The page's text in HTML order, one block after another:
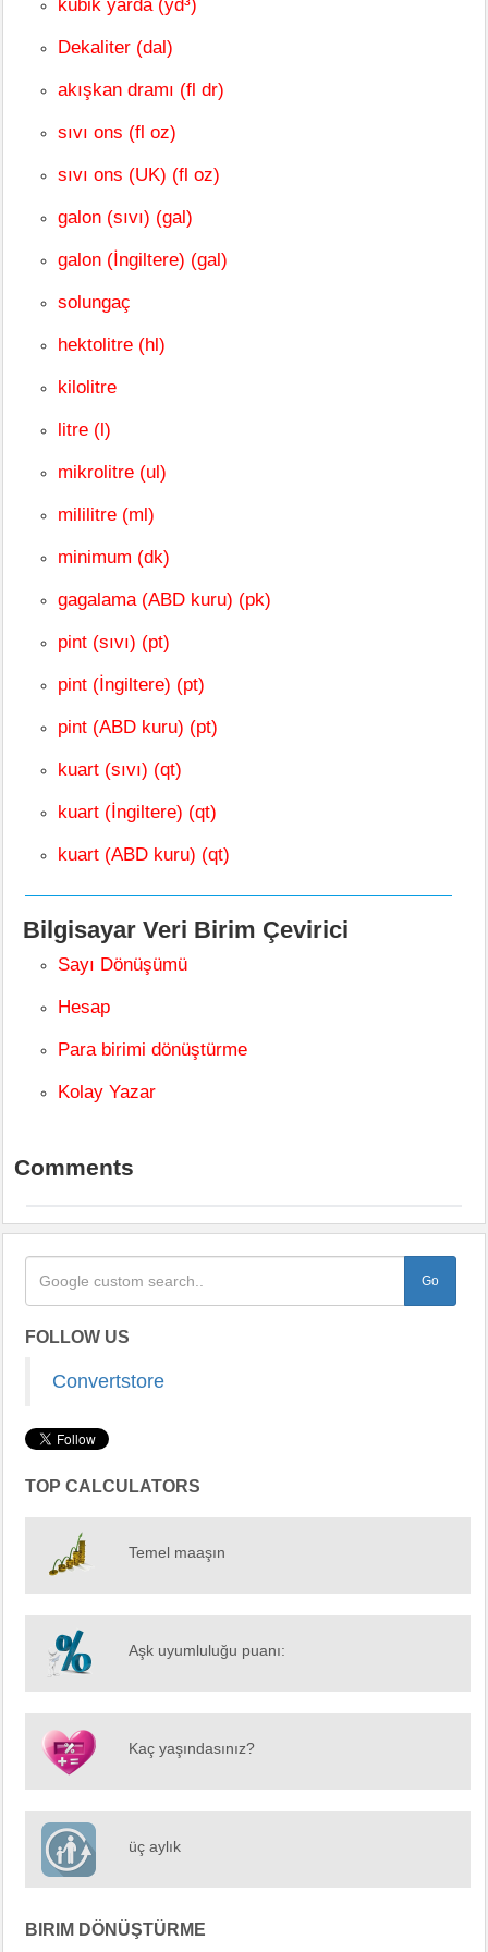
kübik yarda (yd³)
Dekaliter (dal)
akışkan dramı (fl dr)
sıvı ons (fl oz)
sıvı ons (UK) (fl oz)
galon (sıvı) (gal)
galon (İngiltere) (gal)
solungaç
hektolitre (hl)
kilolitre
litre (l)
mikrolitre (ul)
mililitre (ml)
minimum (dk)
gagalama (ABD kuru) (pk)
pint (sıvı) (pt)
pint (İngiltere) (pt)
pint (ABD kuru) (pt)
kuart (sıvı) (qt)
kuart (İngiltere) (qt)
kuart (ABD kuru) (qt)
Bilgisayar Veri Birim Çevirici
Sayı Dönüşümü
Hesap
Para birimi dönüştürme
Kolay Yazar
Comments
FOLLOW US
Convertstore
TOP CALCULATORS
Temel maaşın
Aşk uyumluluğu puanı:
Kaç yaşındasınız?
üç aylık
BIRIM DÖNÜŞTÜRME